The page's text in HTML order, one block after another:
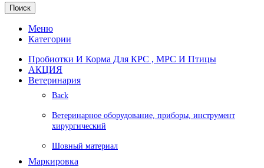
Поиск
Меню
Категории
Пробиотки И Корма Для КРС , МРС И Птицы
АКЦИЯ
Ветеринария
Back
Ветеринарное оборудование, приборы, инструмент
хирургический
Шовный материал
Маркировка